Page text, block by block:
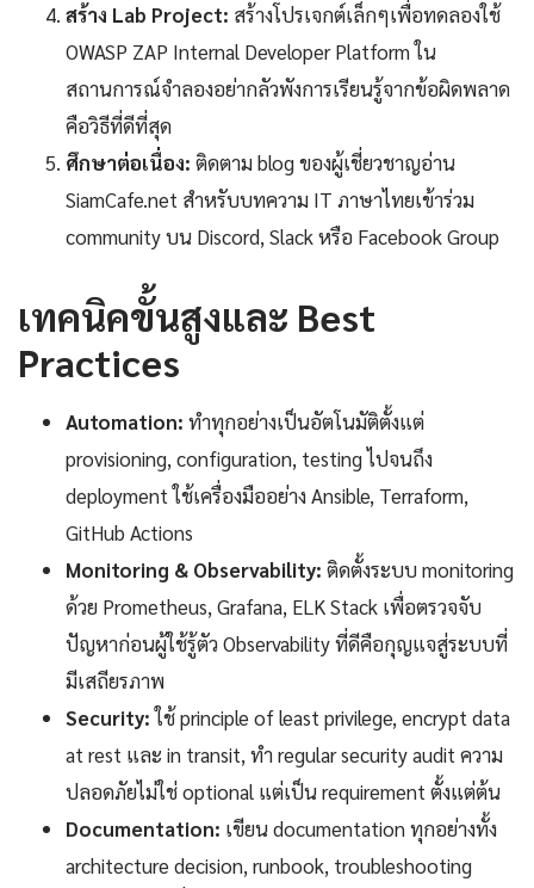
สร้าง Lab Project: สร้างโปรเจกต์เล็กๆเพื่อทดลองใช้
OWASP ZAP Internal Developer Platform ใน
สถานการณ์จำลองอย่ากลัวพังการเรียนรู้จากข้อผิดพลาด
คือวิธีที่ดีที่สุด
ศึกษาต่อเนื่อง: ติดตาม blog ของผู้เชี่ยวชาญอ่าน
SiamCafe.net สำหรับบทความ IT ภาษาไทยเข้าร่วม
community บน Discord, Slack หรือ Facebook Group
เทคนิคขั้นสูงและ Best
Practices
Automation: ทำทุกอย่างเป็นอัตโนมัติตั้งแต่
provisioning, configuration, testing ไปจนถึง
deployment ใช้เครื่องมืออย่าง Ansible, Terraform,
GitHub Actions
Monitoring & Observability: ติดตั้งระบบ monitoring
ด้วย Prometheus, Grafana, ELK Stack เพื่อตรวจจับ
ปัญหาก่อนผู้ใช้รู้ตัว Observability ที่ดีคือกุญแจสู่ระบบที่
มีเสถียรภาพ
Security:ใช้ principle of least privilege, encrypt data
at rest และ in transit, ทำ regular security audit ความ
ปลอดภัยไม่ใช่ optional แต่เป็น requirement ตั้งแต่ต้น
Documentation: เขียน documentation ทุกอย่างทั้ง
architecture decision, runbook, troubleshooting